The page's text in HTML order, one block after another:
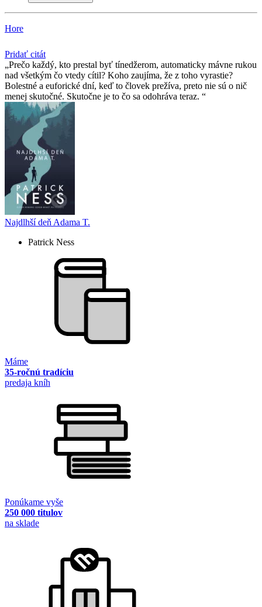
Hore
Pridať citát
Prečo každý, kto prestal byť tínedžerom, automaticky mávne rukou
nad všetkým čo vtedy cítil? Koho zaujíma, že z toho vyrastie?
Bolestné a euforické dní, keď to človek prežíva, preto nie sú o nič
menej skutočné. Skutočne je to čo sa odohráva teraz.
Najdlhší deň Adama T.
Patrick Ness
Máme
35-ročnú tradíciu
predaja kníh
Ponúkame vyše
250 000 titulov
na sklade